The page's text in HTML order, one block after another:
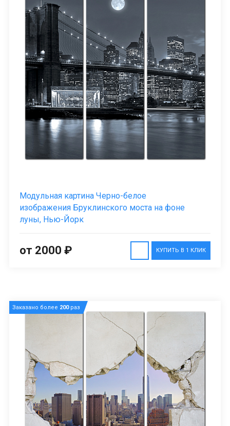
Модульная картина Черно-белое
изображения Бруклинского моста на фоне
луны, Нью-Йорк
КУПИТЬ В 1 КЛИК
от 2000 ₽
Заказано более 200раз